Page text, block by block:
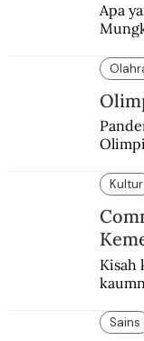
Apa
Kultur
Kisah
Sains